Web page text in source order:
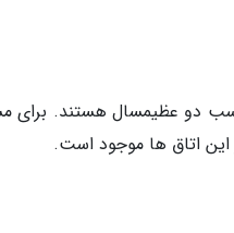
دو عظیمسال هستند. برای